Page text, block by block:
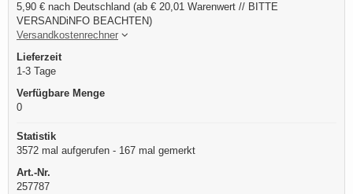
5,90 € nach Deutschland (ab € 20,01 Warenwert // BITTE
VERSANDiNFO BEACHTEN)
Versandkostenrechner
Lieferzeit
1-3 Tage
Verfügbare Menge
0
Statistik
3572 mal aufgerufen - 167 mal gemerkt
Art.-Nr.
257787